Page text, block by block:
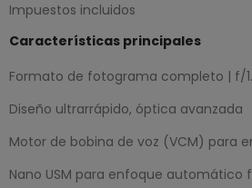
Impuestos incluidos
Características principales
Formato de fotograma completo | f/
Diseño ultrarrápido, óptica avanzada
Motor de bobina de voz (VCM) para
Nano USM para enfoque automático